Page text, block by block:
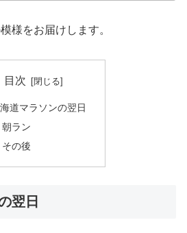
様をお届けします。
目次
道マラソンの翌日
朝ラン
その後
翌日